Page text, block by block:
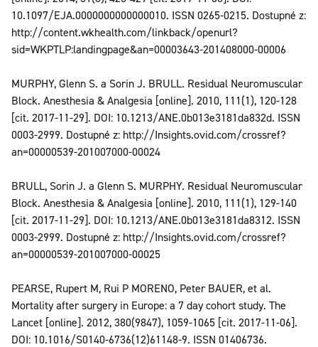
10.1097/EJA.0000000000000010. ISSN 0265-0215. Dostupné z:
http://content.wkhealth.com/linkback/openurl?
sid=WKPTLP:landingpage&an=00003643-201408000-00006
MURPHY, Glenn S. a Sorin J. BRULL. Residual Neuromuscular
Block. Anesthesia & Analgesia [online]. 2010, 111(1), 120-128
[cit. 2017-11-29]. DOI: 10.1213/ANE.0b013e3181da832d. ISSN
0003-2999. Dostupné z: http://Insights.ovid.com/crossref?
an=00000539-201007000-00024
BRULL, Sorin J. a Glenn S. MURPHY. Residual Neuromuscular
Block. Anesthesia & Analgesia [online]. 2010, 111(1), 129-140
[cit. 2017-11-29]. DOI: 10.1213/ANE.0b013e3181da8312. ISSN
0003-2999. Dostupné z: http://Insights.ovid.com/crossref?
an=00000539-201007000-00025
PEARSE, Rupert M, Rui P MORENO, Peter BAUER, et al.
Mortality after surgery in Europe: a 7 day cohort study. The
Lancet [online]. 2012, 380(9847), 1059-1065 [cit. 2017-11-06].
DOI: 10.1016/S0140-6736(12)61148-9. ISSN 01406736.